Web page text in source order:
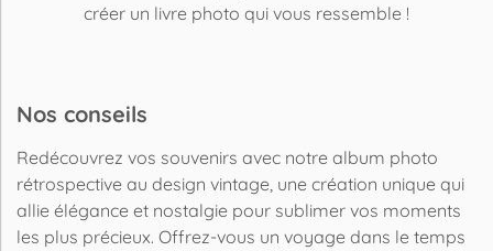
créer un livre photo qui vous ressemble !
Nos conseils
Redécouvrez vos souvenirs avec notre album photo
rétrospective au design vintage, une création unique qui
allie élégance et nostalgie pour sublimer vos moments
les plus précieux. Offrez-vous un voyage dans le temps